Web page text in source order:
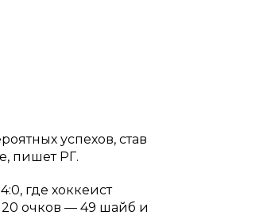
успехов, став
пишет РГ.
где хоккеист
очков — 49 шайб и